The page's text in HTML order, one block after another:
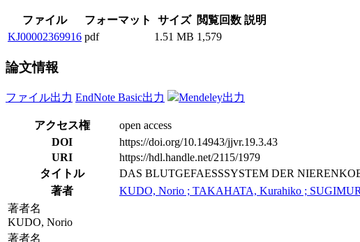
ファイル フォーマット サイズ 閲覧回数 説明
KJ00002369916 pdf 1.51 MB 1,579
論文情報
ファイル出力 EndNote Basic出力 Mendeley出力
アクセス権
open access
DOI
https://doi.org/10.14943/jjvr.19.3.43
URI
https://hdl.handle.net/2115/1979
タイトル
DAS BLUTGEFAESSSYSTEM DER
著者
KUDO, Norio ; TAKAHATA, Kurahiko ;
著者名
KUDO, Norio
著者名